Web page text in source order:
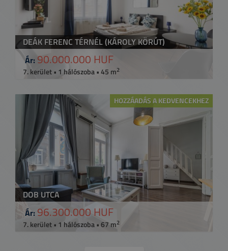
DEÁK FERENC TÉRNÉL (KÁROLY KÖRÚT)
Ár: 90.000.000 HUF
7. kerület • 1 hálószoba • 45 m2
HOZZÁADÁS A KEDVENCEKHEZ
DOB UTCA
Ár: 96.300.000 HUF
7. kerület • 1 hálószoba • 67 m2